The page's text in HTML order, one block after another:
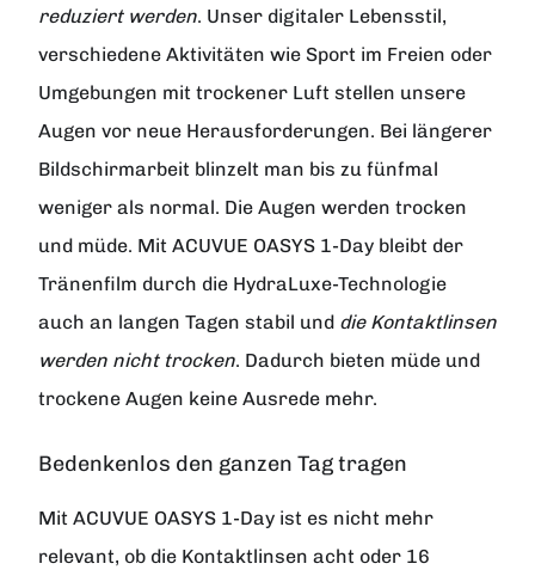
reduziert werden. Unser digitaler Lebensstil,
verschiedene Aktivitäten wie Sport im Freien oder
Umgebungen mit trockener Luft stellen unsere
Augen vor neue Herausforderungen. Bei längerer
Bildschirmarbeit blinzelt man bis zu fünfmal
weniger als normal. Die Augen werden trocken
und müde. Mit ACUVUE OASYS 1-Day bleibt der
Tränenfilm durch die HydraLuxe-Technologie
auch an langen Tagen stabil und die Kontaktlinsen
werden nicht trocken. Dadurch bieten müde und
trockene Augen keine Ausrede mehr.
Bedenkenlos den ganzen Tag tragen
Mit ACUVUE OASYS 1-Day ist es nicht mehr
relevant, ob die Kontaktlinsen acht oder 16